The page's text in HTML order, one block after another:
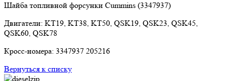
Шайба топливной форсунки Cummins (3347937)
Двигатели: KT19, KT38, KT50, QSK19, QSK23, QSK45,
QSK60, QSK78
Кросс-номера: 3347937 205216
Вернуться к списку